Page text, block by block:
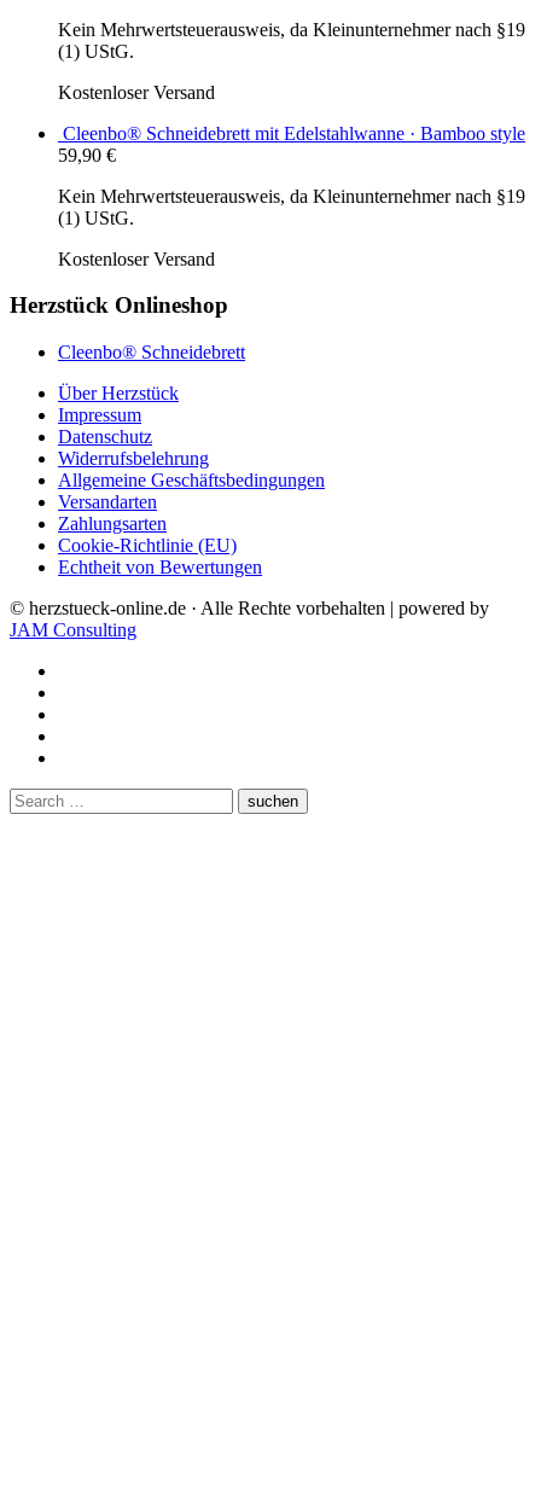
Kein Mehrwertsteuerausweis, da Kleinunternehmer nach §19
(1) UStG.
Kostenloser Versand
Cleenbo® Schneidebrett mit Edelstahlwanne · Bamboo style
59,90 €
Kein Mehrwertsteuerausweis, da Kleinunternehmer nach §19
(1) UStG.
Kostenloser Versand
Herzstück Onlineshop
Cleenbo® Schneidebrett
Über Herzstück
Impressum
Datenschutz
Widerrufsbelehrung
Allgemeine Geschäftsbedingungen
Versandarten
Zahlungsarten
Cookie-Richtlinie (EU)
Echtheit von Bewertungen
© herzstueck-online.de · Alle Rechte vorbehalten | powered by
JAM Consulting